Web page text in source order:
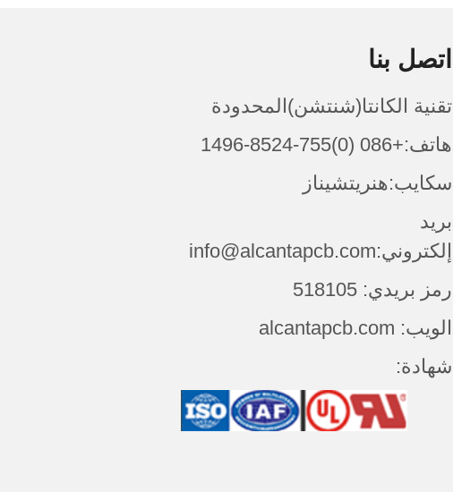
اتصل بنا
تقنية الكانتا(شنتشن)المحدودة
هاتف:+086 (0)755-8524-1496
سكايب:هنريتشيناز
بريد
إلكتروني:info@alcantapcb.com
رمز بريدي: 518105
الويب: alcantapcb.com
شهادة: